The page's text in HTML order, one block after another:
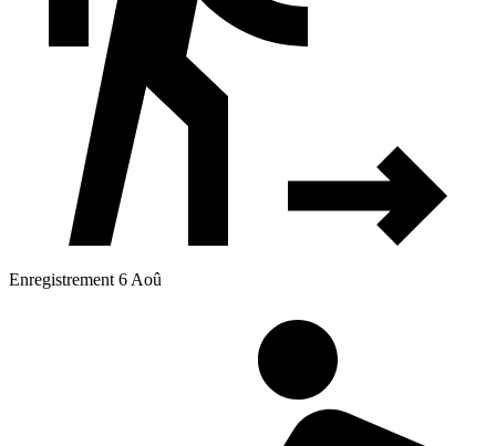
Enregistrement 6 Aoû